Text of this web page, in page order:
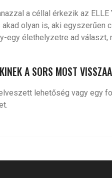
a céllal érkezik az
olyan is, aki egyszerűen
egy élethelyzetre ad választ,
A SORS MOST
lehetőség vagy egy